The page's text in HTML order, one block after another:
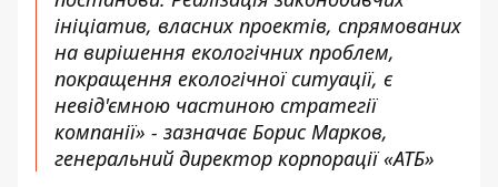
ініціатив, власних проектів, спрямованих
на вирішення екологічних проблем,
покращення екологічної ситуації, є
невід'ємною частиною стратегії
компанії» - зазначає Борис Марков,
генеральний директор корпорації «АТБ»